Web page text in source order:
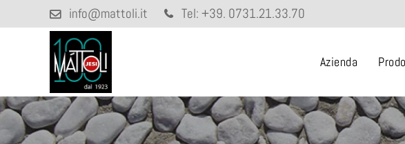
info@mattoli.it Tel: +39. 0731.21.33.70
Azienda